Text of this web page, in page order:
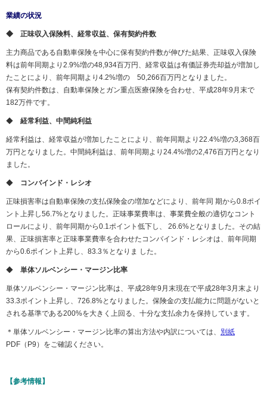
業績の状況
◆ 正味収入保険料、経常収益、保有契約件数
主力商品である自動車保険を中心に保有契約件数が伸びた結果、正味収入保険
料は前年同期より2.9%増の48,934百万円、経常収益は有価証券売却益が増加し
たことにより、前年同期より4.2%増の 50,266百万円となりました。
保有契約件数は、自動車保険とガン重点医療保険を合わせ、平成28年9月末で
182万件です。
◆ 経常利益、中間純利益
経常利益は、経常収益が増加したことにより、前年同期より22.4%増の3,368百
万円となりました。中間純利益は、前年同期より24.4%増の2,476百万円となり
ました。
◆ コンバインド・レシオ
正味損害率は自動車保険の支払保険金の増加などにより、前年同 期から0.8ポイ
ント上昇し56.7%となりました。正味事業費率は、事業費全般の適切なコント
ロールにより、前年同期から0.1ポイント低下し、 26.6%となりました。その結
果、正味損害率と正味事業費率を合わせたコンバインド・レシオは、前年同期
から0.6ポイント上昇し、83.3％となりま した。
◆ 単体ソルベンシー・マージン比率
単体ソルベンシー・マージン比率は、平成28年9月末現在で平成28年3月末より
33.3ポイント上昇し、726.8%となりました。保険金の支払能力に問題がないと
される基準である200%を大きく上回る、十分な支払余力を保持しています。
＊単体ソルベンシー・マージン比率の算出方法や内訳については、 別紙
PDF（P9）をご確認ください。
【参考情報】